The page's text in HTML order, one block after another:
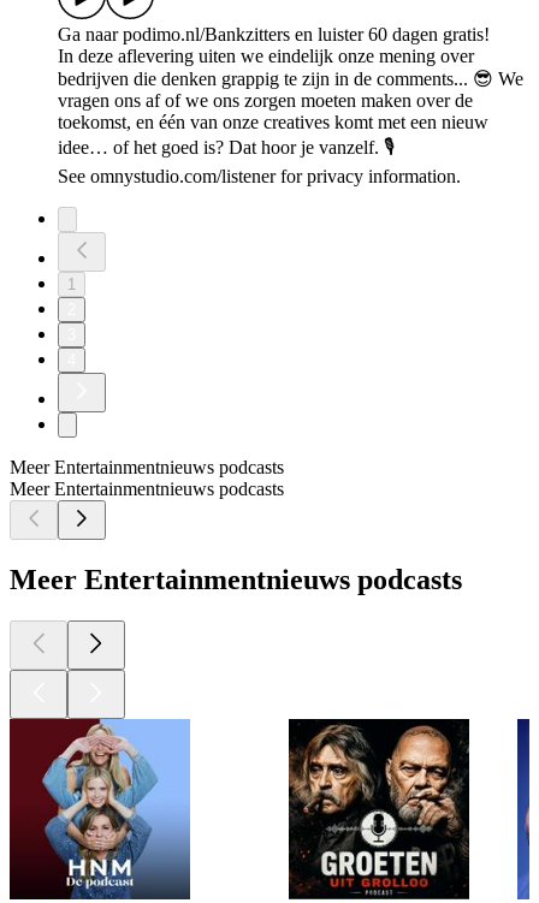
Ga naar podimo.nl/Bankzitters en luister 60 dagen gratis!
In deze aflevering uiten we eindelijk onze mening over
bedrijven die denken grappig te zijn in de comments... 😎 We
vragen ons af of we ons zorgen moeten maken over de
toekomst, en één van onze creatives komt met een nieuw
idee… of het goed is? Dat hoor je vanzelf. 🎙
See omnystudio.com/listener for privacy information.
1
Meer Entertainmentnieuws podcasts
Meer Entertainmentnieuws podcasts
Meer Entertainmentnieuws podcasts